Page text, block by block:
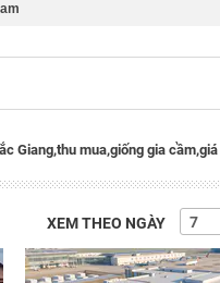
Giang,thu mua,giống gia cầm,
XEM THEO NGÀY